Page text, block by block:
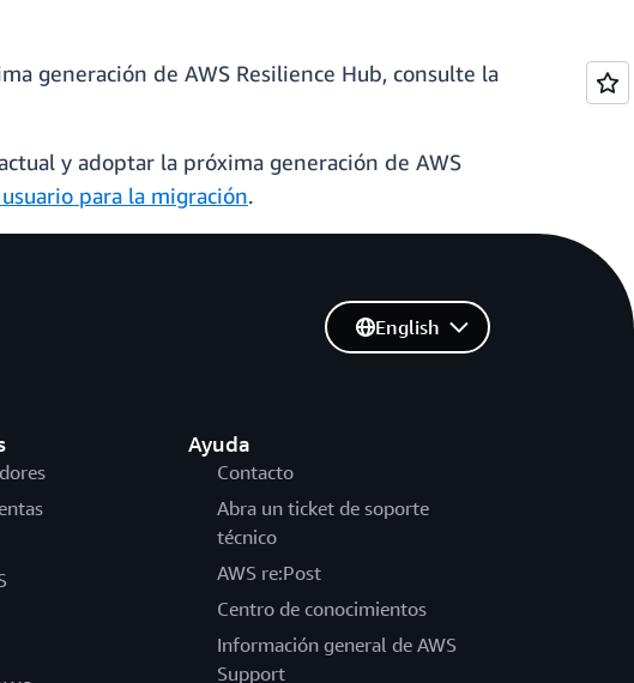
generación de AWS Resilience Hub, consulte la
y adoptar la próxima generación de AWS
para la migración.
Ayuda
Contacto
Abra un ticket de soporte
técnico
AWS re:Post
Centro de conocimientos
Información general de AWS
Support
English